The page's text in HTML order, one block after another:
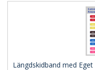
Längdskidband med